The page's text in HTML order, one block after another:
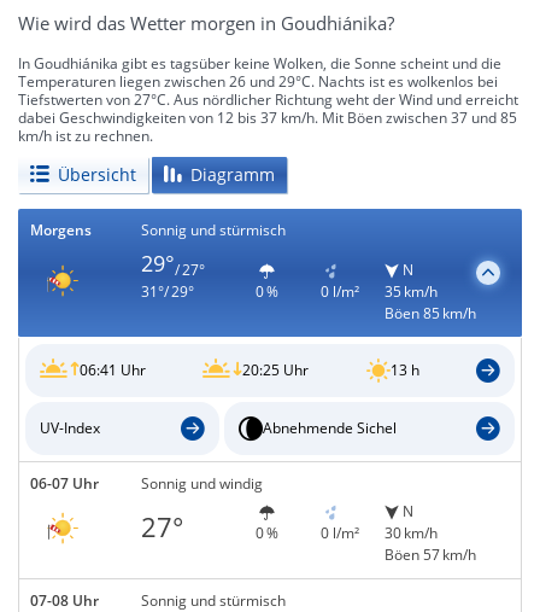
Wie wird das Wetter morgen in Goudhiánika?
In Goudhiánika gibt es tagsüber keine Wolken, die Sonne scheint und die
Temperaturen liegen zwischen 26 und 29°C. Nachts ist es wolkenlos bei
Tiefstwerten von 27°C. Aus nördlicher Richtung weht der Wind und erreicht
dabei Geschwindigkeiten von 12 bis 37 km/h. Mit Böen zwischen 37 und 85
km/h ist zu rechnen.
Übersicht Diagramm
Morgens Sonnig und stürmisch
29°/ 27°
31°/ 29°
0 % 0 l/m²
N
35 km/h
Böen 85 km/h
06:41 Uhr 20:25 Uhr 13 h
UV-Index Abnehmende Sichel
06-07 Uhr Sonnig und windig
27° 0 % 0 l/m²
N
30 km/h
Böen 57 km/h
07-08 Uhr Sonnig und stürmisch